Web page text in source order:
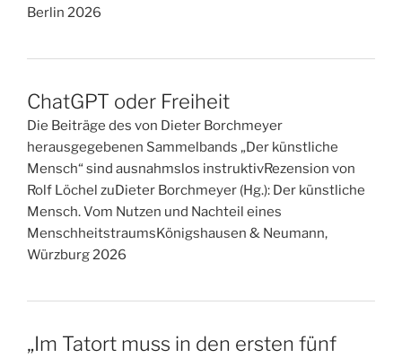
Berlin 2026
ChatGPT oder Freiheit
Die Beiträge des von Dieter Borchmeyer
herausgegebenen Sammelbands „Der künstliche
Mensch“ sind ausnahmslos instruktivRezension von
Rolf Löchel zuDieter Borchmeyer (Hg.): Der künstliche
Mensch. Vom Nutzen und Nachteil eines
MenschheitstraumsKönigshausen & Neumann,
Würzburg 2026
„Im Tatort muss in den ersten fünf